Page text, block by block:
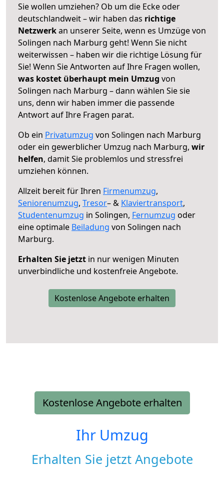
Sie wollen umziehen? Ob um die Ecke oder
deutschlandweit – wir haben das richtige
Netzwerkan unserer Seite, wenn es Umzüge von
Solingen nach Marburg geht! Wenn Sie nicht
weiterwissen – haben wir die richtige Lösung für
Sie! Wenn Sie Antworten auf Ihre Fragen wollen,
was kostet überhaupt mein Umzug von
Solingen nach Marburg – dann wählen Sie sie
uns, denn wir haben immer die passende
Antwort auf Ihre Fragen parat.
Ob ein Privatumzug von Solingen nach Marburg
oder ein gewerblicher Umzug nach Marburg, wir
helfen, damit Sie problemlos und stressfrei
umziehen können.
Allzeit bereit für Ihren Firmenumzug,
Seniorenumzug, Tresor– & Klaviertransport,
Studentenumzug in Solingen, Fernumzug oder
eine optimale Beiladung von Solingen nach
Marburg.
Erhalten Sie jetzt in nur wenigen Minuten
unverbindliche und kostenfreie Angebote.
Kostenlose Angebote erhalten
Kostenlose Angebote erhalten
Ihr Umzug
Erhalten Sie jetzt Angebote